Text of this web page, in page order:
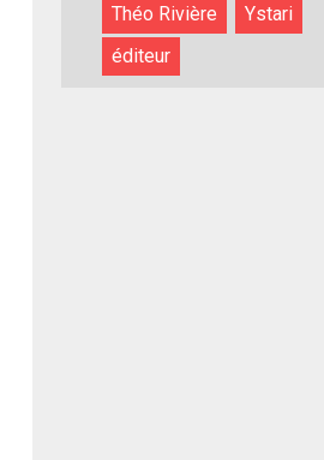
Théo Rivière
Ystari
éditeur